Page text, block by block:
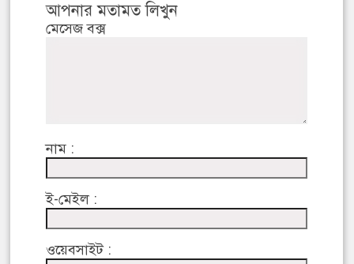
আপনার মতামত লিখুন
মেসেজ বক্স
নাম :
ই-মেইল :
ওয়েবসাইট :